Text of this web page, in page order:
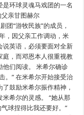
是环球灵魂马戏团的一名
亲甘图赫尔
团“游牧民族”的成员，
，因父亲工作调动，米
英语，必须要面对全新
庭，而邓恩本人很重视教
们阅读。 米希尔确诊
。” 在米希尔开始接受治
鼓励米希尔振作精神，
希尔的灵感。 “她从那
球捏得比我还要好。”